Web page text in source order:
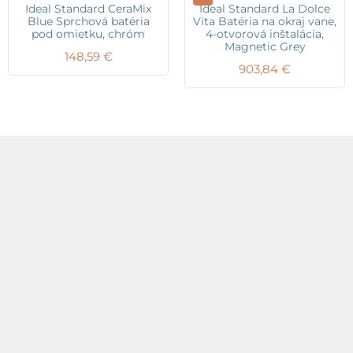
Ideal Standard CeraMix
Blue Sprchová batéria
pod omietku, chróm
148,59 €
Ideal Standard La Dolce
Vita Batéria na okraj vane,
4-otvorová inštalácia,
Magnetic Grey
903,84 €